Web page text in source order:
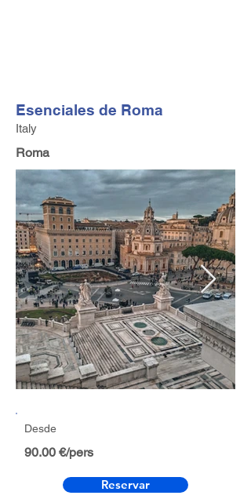
Esenciales de Roma
Italy
Roma
Desde
90.00 €/pers
Reservar